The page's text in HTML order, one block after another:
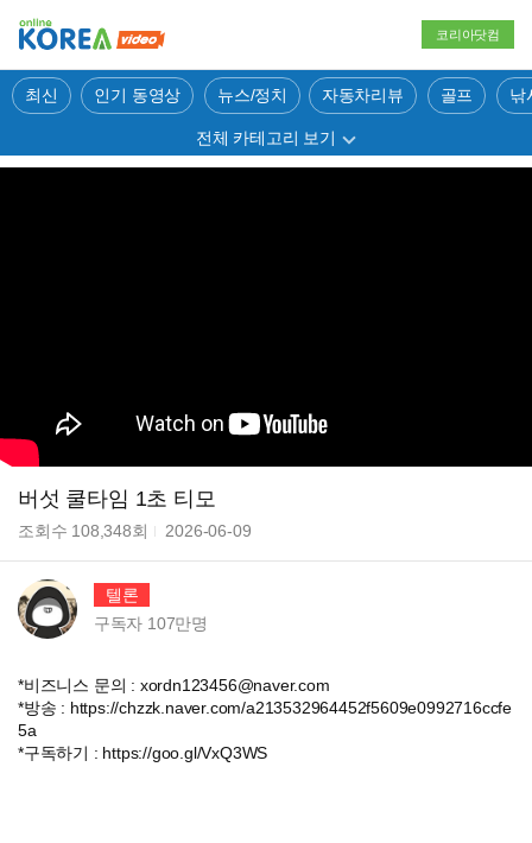
코리아닷컴
최신 인기 동영상 뉴스/정치 자동차리뷰 골프 낚
전체 카테고리 보기
버섯 쿨타임 1초 티모
조회수 108,348회 2026-06-09
텔론
구독자 107만명
*비즈니스 문의 : xordn123456@naver.com
*방송 : https://chzzk.naver.com/a213532964452f5609e0992716ccfe
5a
*구독하기 : https://goo.gl/VxQ3WS